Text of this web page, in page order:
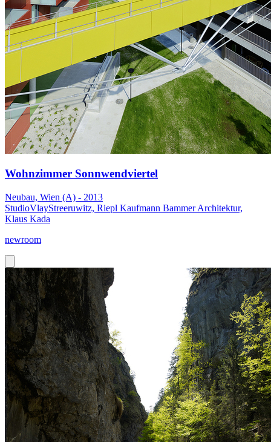
Wohnzimmer Sonnwendviertel
Neubau, Wien (A) - 2013
StudioVlayStreeruwitz, Riepl Kaufmann Bammer Architektur,
Klaus Kada
newroom